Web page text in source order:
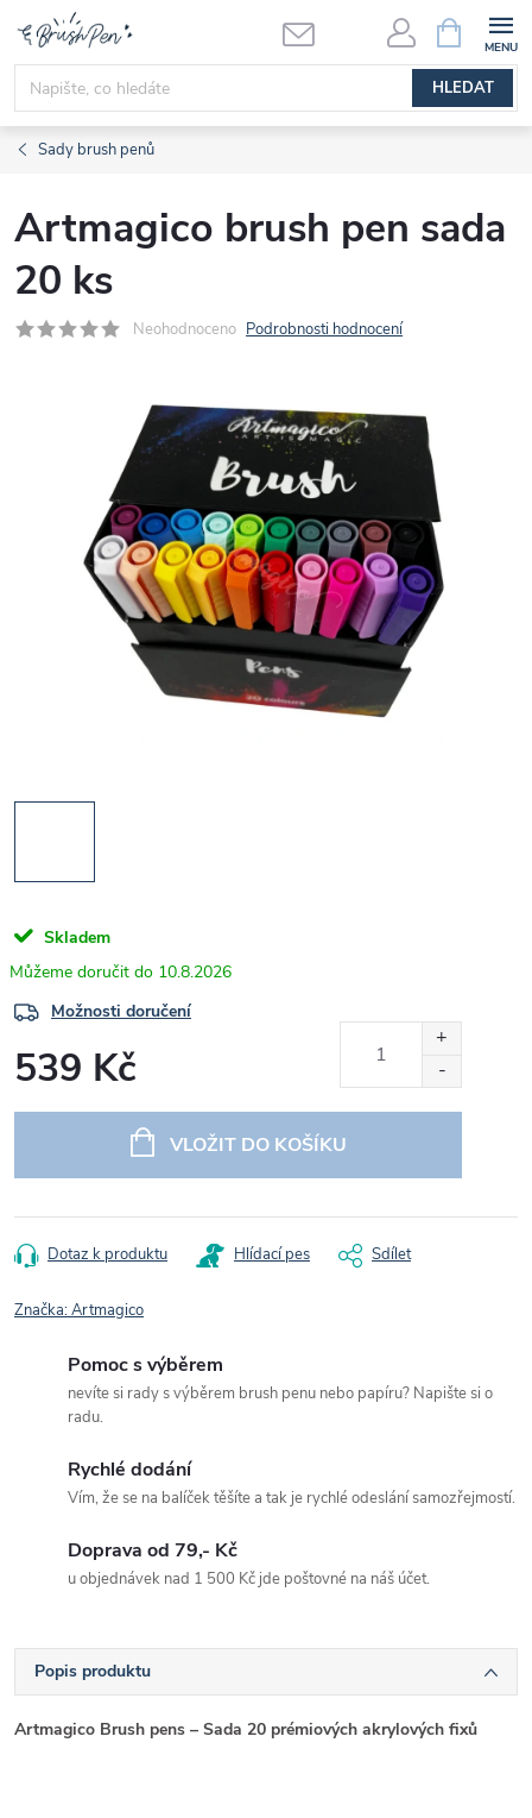
obsah
HLEDAT
NÁKUPNÍ
KOŠÍK
Sady brush penů
Artmagico brush pen sada
20 ks
Neohodnoceno Podrobnosti hodnocení
Skladem
10.8.2026
Možnosti doručení
539 Kč
VLOŽIT DO KOŠÍKU
Dotaz k produktu Hlídací pes Sdílet
Značka:Artmagico
Pomoc s výběrem
nevíte si rady s výběrem brush penu nebo papíru? Napište si o
radu.
Rychlé dodání
Vím, že se na balíček těšíte a tak je rychlé odeslání samozřejmostí.
Doprava od 79,- Kč
u objednávek nad 1 500 Kč jde poštovné na náš účet.
Popis produktu
Artmagico Brush pens – Sada 20 prémiových akrylových fixů